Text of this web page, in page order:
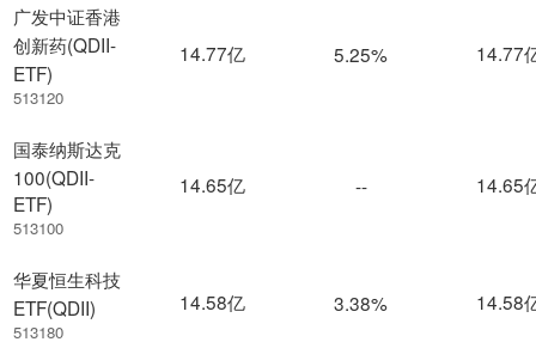
广发中证香港
创新药(QDII-
ETF)
513120
国泰纳斯达克
100(QDII-
ETF)
513100
华夏恒生科技
ETF(QDII)
513180
14.77亿 5.25% 14.77
14.65亿 -- 14.65
14.58亿 3.38% 14.58